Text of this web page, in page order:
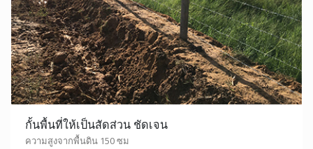
กั้นพื้นที่ให้เป็นสัดส่วน ชัดเจน
ความสูงจากพื้นดิน 150 ซม